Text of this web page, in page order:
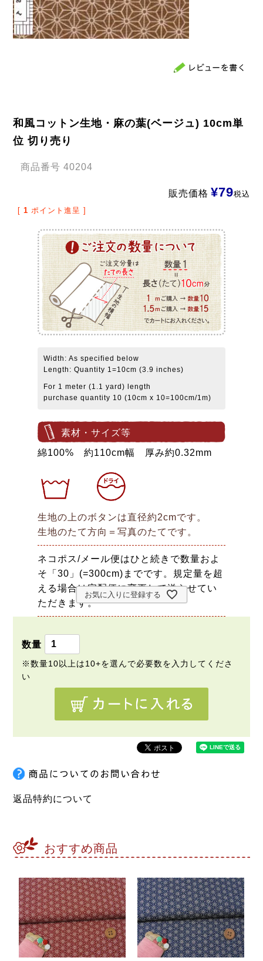
和風コットン生地・麻の葉(ベージュ) 10cm単
位 切り売り
商品番号 40204
販売価格 ¥79税込
[ 1 ポイント進呈 ]
Width: As specified below
Length: Quantity 1=10cm (3.9 inches)
For 1 meter (1.1 yard) length
purchase quantity 10 (10cm x 10=100cm/1m)
素材・サイズ等
綿100% 約110cm幅 厚み約0.32mm
生地の上のボタンは直径約2cmです。
生地のたて方向＝写真のたてです。
ネコポス/メール便はひと続きで数量およ
そ「30」(=300cm)までです。規定量を超
える場合は宅配便に変更して送らせてい
ただきます。
お気に入りに登録する
返品特約について
おすすめ商品